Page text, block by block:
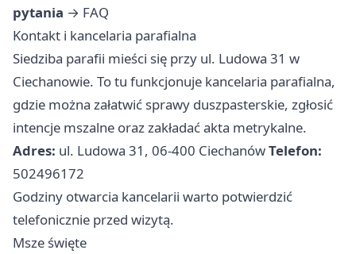
pytania → FAQ
Kontakt i kancelaria parafialna
Siedziba parafii mieści się przy ul. Ludowa 31 w
Ciechanowie. To tu funkcjonuje kancelaria parafialna,
gdzie można załatwić sprawy duszpasterskie, zgłosić
intencje mszalne oraz zakładać akta metrykalne.
Adres: ul. Ludowa 31, 06-400 CiechanówTelefon:
502496172
Godziny otwarcia kancelarii warto potwierdzić
telefonicznie przed wizytą.
Msze święte